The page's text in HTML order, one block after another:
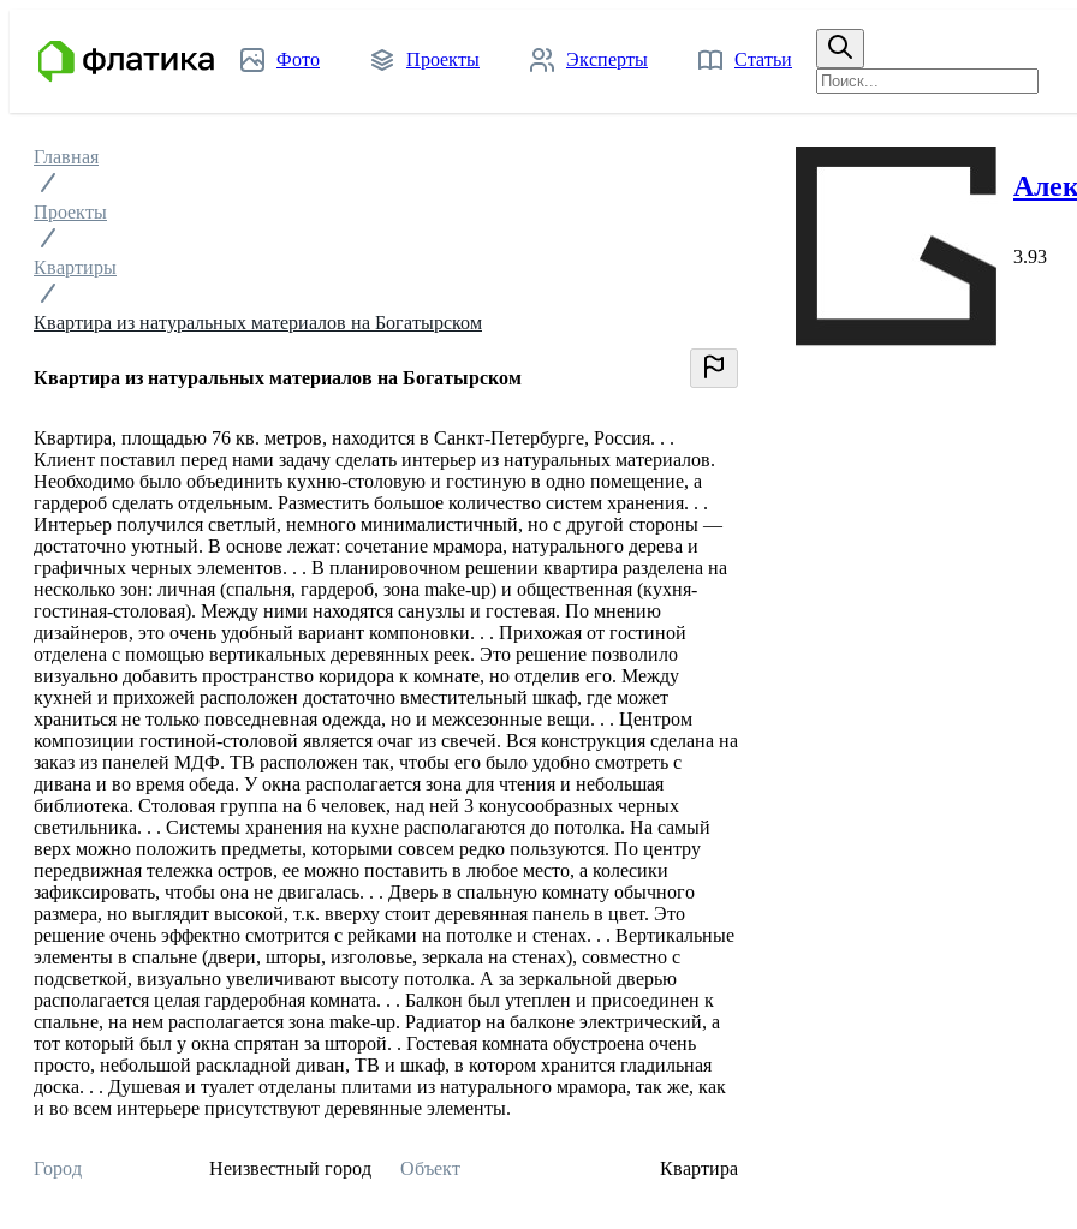
Фото Проекты Эксперты Статьи
Главная
Проекты
Квартиры
Квартира из натуральных материалов на Богатырском
Квартира из натуральных материалов на Богатырском
Квартира, площадью 76 кв. метров, находится в Санкт-Петербурге, Россия. . .
Клиент поставил перед нами задачу сделать интерьер из натуральных материалов.
Необходимо было объединить кухню-столовую и гостиную в одно помещение, а
гардероб сделать отдельным. Разместить большое количество систем хранения. . .
Интерьер получился светлый, немного минималистичный, но с другой стороны —
достаточно уютный. В основе лежат: сочетание мрамора, натурального дерева и
графичных черных элементов. . . В планировочном решении квартира разделена на
несколько зон: личная (спальня, гардероб, зона make-up) и общественная (кухня-
гостиная-столовая). Между ними находятся санузлы и гостевая. По мнению
дизайнеров, это очень удобный вариант компоновки. . . Прихожая от гостиной
отделена с помощью вертикальных деревянных реек. Это решение позволило
визуально добавить пространство коридора к комнате, но отделив его. Между
кухней и прихожей расположен достаточно вместительный шкаф, где может
храниться не только повседневная одежда, но и межсезонные вещи. . . Центром
композиции гостиной-столовой является очаг из свечей. Вся конструкция сделана на
заказ из панелей МДФ. ТВ расположен так, чтобы его было удобно смотреть с
дивана и во время обеда. У окна располагается зона для чтения и небольшая
библиотека. Столовая группа на 6 человек, над ней 3 конусообразных черных
светильника. . . Системы хранения на кухне располагаются до потолка. На самый
верх можно положить предметы, которыми совсем редко пользуются. По центру
передвижная тележка остров, ее можно поставить в любое место, а колесики
зафиксировать, чтобы она не двигалась. . . Дверь в спальную комнату обычного
размера, но выглядит высокой, т.к. вверху стоит деревянная панель в цвет. Это
решение очень эффектно смотрится с рейками на потолке и стенах. . . Вертикальные
элементы в спальне (двери, шторы, изголовье, зеркала на стенах), совместно с
подсветкой, визуально увеличивают высоту потолка. А за зеркальной дверью
располагается целая гардеробная комната. . . Балкон был утеплен и присоединен к
спальне, на нем располагается зона make-up. Радиатор на балконе электрический, а
тот который был у окна спрятан за шторой. . Гостевая комната обустроена очень
просто, небольшой раскладной диван, ТВ и шкаф, в котором хранится гладильная
доска. . . Душевая и туалет отделаны плитами из натурального мрамора, так же, как
и во всем интерьере присутствуют деревянные элементы.
Город Неизвестный город Объект Квартира
3.93